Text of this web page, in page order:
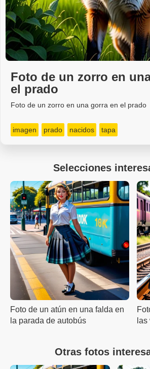
Foto de un zorro en
el prado
Foto de un zorro en una gorra en el prado
imagen prado nacidos tapa
Selecciones
Foto de un atún en una falda en
la parada de autobús
Otras fotos